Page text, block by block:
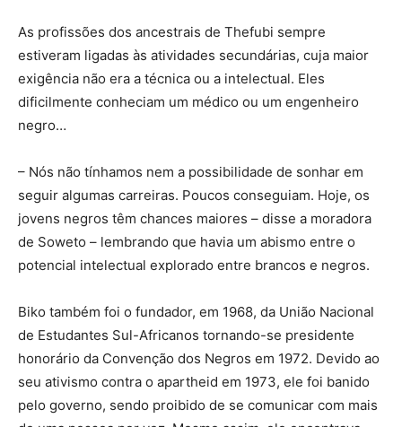
As profissões dos ancestrais de Thefubi sempre
estiveram ligadas às atividades secundárias, cuja maior
exigência não era a técnica ou a intelectual. Eles
dificilmente conheciam um médico ou um engenheiro
negro…
– Nós não tínhamos nem a possibilidade de sonhar em
seguir algumas carreiras. Poucos conseguiam. Hoje, os
jovens negros têm chances maiores – disse a moradora
de Soweto – lembrando que havia um abismo entre o
potencial intelectual explorado entre brancos e negros.
Biko também foi o fundador, em 1968, da União Nacional
de Estudantes Sul-Africanos tornando-se presidente
honorário da Convenção dos Negros em 1972. Devido ao
seu ativismo contra o apartheid em 1973, ele foi banido
pelo governo, sendo proibido de se comunicar com mais